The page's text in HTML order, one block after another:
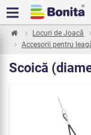
Locuri de Joacă
Accesorii pentru
Scoică